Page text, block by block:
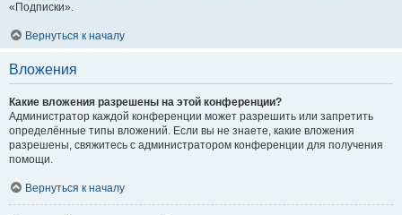
«Подписки».
Вернуться к началу
Вложения
Какие вложения разрешены на этой конференции?
Администратор каждой конференции может разрешить или запретить
определённые типы вложений. Если вы не знаете, какие вложения
разрешены, свяжитесь с администратором конференции для получения
помощи.
Вернуться к началу